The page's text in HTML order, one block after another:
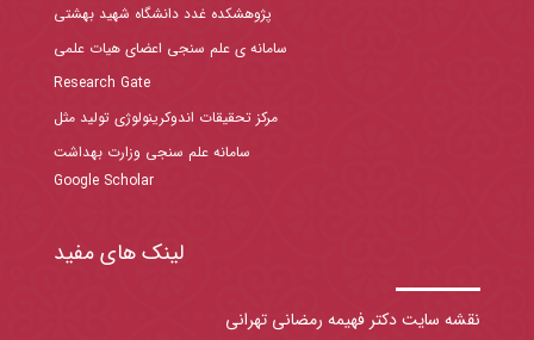
پژوهشکده غدد دانشگاه شهید بهشتی
سامانه ی علم سنجی اعضای هیات علمی
Research Gate
مرکز تحقیقات اندوکرینولوژی تولید مثل
سامانه علم سنجی وزارت بهداشت
Google Scholar
لینک های مفید
نقشه سایت دکتر فهیمه رمضانی تهرانی